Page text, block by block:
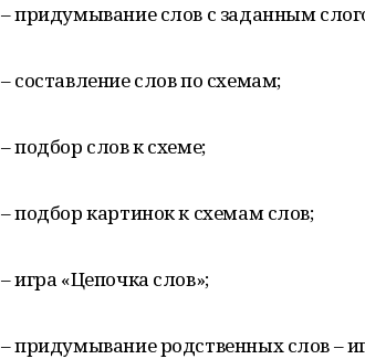
– придумывание слов с заданным
– составление слов по схемам;
– подбор слов к схеме;
– подбор картинок к схемам слов;
– игра «Цепочка слов»;
– придумывание родственных слов –